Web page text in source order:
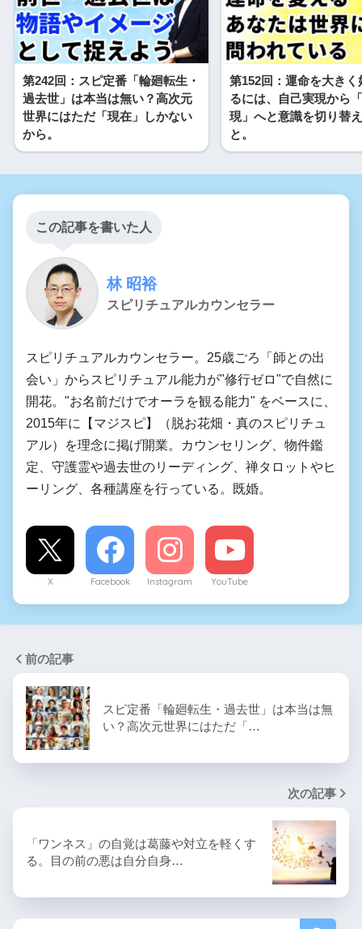
第242回：スピ定番「輪廻転生・
過去世」は本当は無い？高次元
世界にはただ「現在」しかない
から。
第152回：運命を大きく
るには、自己実現から
現」へと意識を切り替
と。
この記事を書いた人
林 昭裕
スピリチュアルカウンセラー
スピリチュアルカウンセラー。25歳ごろ「師との出
会い」からスピリチュアル能力が"修行ゼロ"で自然に
開花。"お名前だけでオーラを観る能力" をベースに、
2015年に【マジスピ】（脱お花畑・真のスピリチュ
アル）を理念に掲げ開業。カウンセリング、物件鑑
定、守護霊や過去世のリーディング、禅タロットやヒ
ーリング、各種講座を行っている。既婚。
X Facebook Instagram YouTube
前の記事
スピ定番「輪廻転生・過去世」は本当は無
い？高次元世界にはただ「…
次の記事
「ワンネス」の自覚は葛藤や対立を軽くす
る。目の前の悪は自分自身…